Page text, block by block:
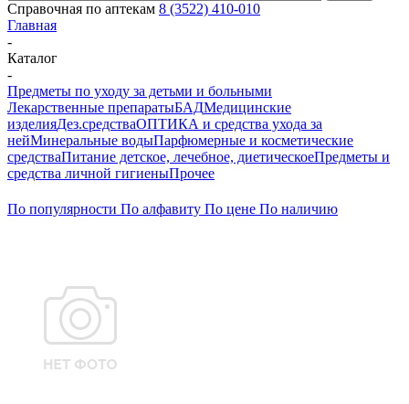
Справочная по аптекам 8 (3522) 410-010
Главная
-
Каталог
-
Предметы по уходу за детьми и больными
Лекарственные препаратыБАДМедицинские
изделияДез.средстваОПТИКА и средства ухода за
нейМинеральные водыПарфюмерные и косметические
средстваПитание детское, лечебное, диетическоеПредметы и
средства личной гигиеныПрочее
По популярности По алфавиту По цене По наличию